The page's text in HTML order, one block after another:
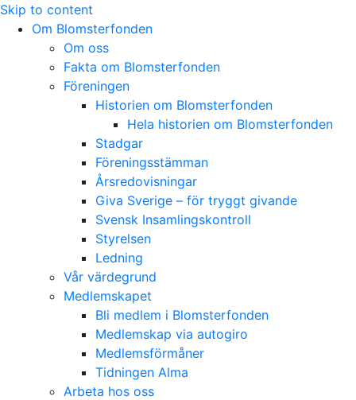
Skip to content
Om Blomsterfonden
Om oss
Fakta om Blomsterfonden
Föreningen
Historien om Blomsterfonden
Hela historien om Blomsterfonden
Stadgar
Föreningsstämman
Årsredovisningar
Giva Sverige – för tryggt givande
Svensk Insamlingskontroll
Styrelsen
Ledning
Vår värdegrund
Medlemskapet
Bli medlem i Blomsterfonden
Medlemskap via autogiro
Medlemsförmåner
Tidningen Alma
Arbeta hos oss